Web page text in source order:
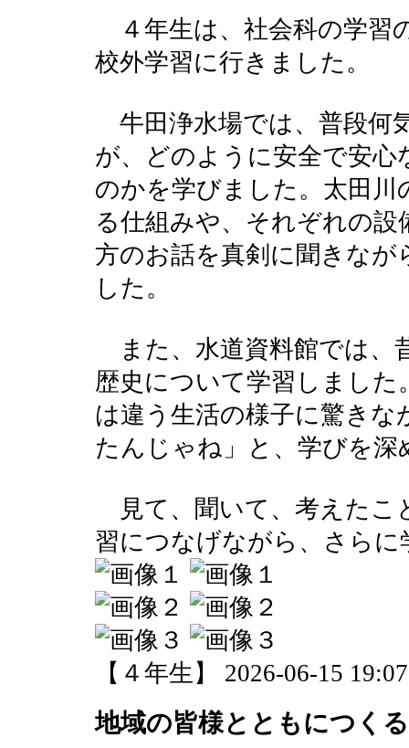
４年生は、社会科の学習
校外学習に行きました。
牛田浄水場では、普段何
が、どのように安全で安
のかを学びました。太田
る仕組みや、それぞれの
方のお話を真剣に聞きな
した。
また、水道資料館では、
歴史について学習しまし
は違う生活の様子に驚き
たんじゃね」と、学びを
見て、聞いて、考えたこ
習につなげながら、さら
【４年生】 2026-06-15
地域の皆様とともにつく